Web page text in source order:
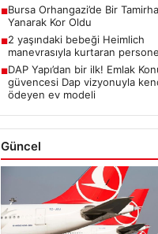
■Bursa Orhangazi’de Bir
Yanarak Kor Oldu
■2 yaşındaki bebeği Heimlich
manevrasıyla kurtaran
■DAP Yapı’dan bir ilk! Emlak
güvencesi Dap vizyonuyla
ödeyen ev modeli
Güncel